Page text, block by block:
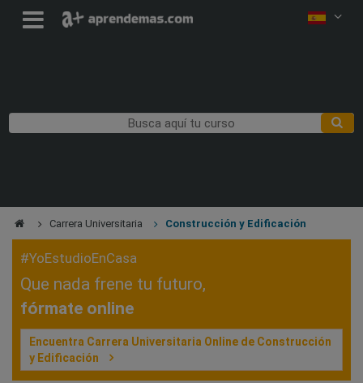
Carrera Universitaria Construcción y Edificación
#YoEstudioEnCasa
Que nada frene tu futuro,
fórmate online
Encuentra Carrera Universitaria Online de Construcción
y Edificación